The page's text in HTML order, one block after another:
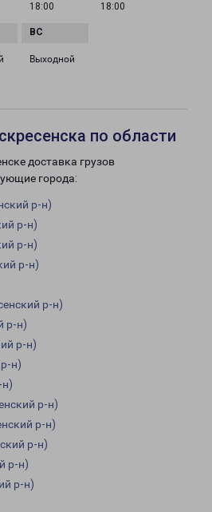
18:00
18:00
Выходной
по области
доставка грузов
города:
р-н)
р-н)
р-н)
р-н)
р-н)
р-н)
р-н)
н)
р-н)
р-н)
р-н)
р-н)
р-н)